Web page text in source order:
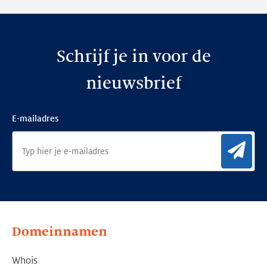
Schrijf je in voor de
nieuwsbrief
E-mailadres
Domeinnamen
Whois